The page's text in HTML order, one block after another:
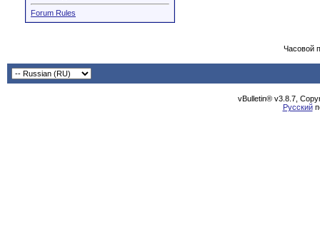
Forum Rules
Часовой
vBulletin® v3.8.7,
Русский